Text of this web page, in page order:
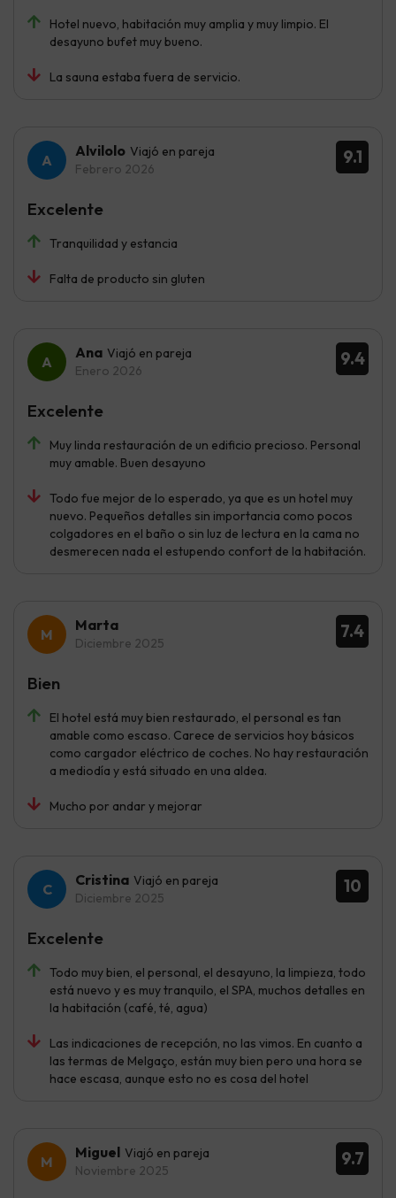
Hotel nuevo, habitación muy amplia y muy limpio. El
desayuno bufet muy bueno.
La sauna estaba fuera de servicio.
9.1
Alvilolo Viajó en pareja
Febrero 2026
Tranquilidad y estancia
Falta de producto sin gluten
Excelente
9.4
Ana Viajó en pareja
Enero 2026
Muy linda restauración de un edificio precioso. Personal
muy amable. Buen desayuno
Todo fue mejor de lo esperado, ya que es un hotel muy
nuevo. Pequeños detalles sin importancia como pocos
colgadores en el baño o sin luz de lectura en la cama no
desmerecen nada el estupendo confort de la habitación.
Excelente
7.4
Marta
Diciembre 2025
El hotel está muy bien restaurado, el personal es tan
amable como escaso. Carece de servicios hoy básicos
como cargador eléctrico de coches. No hay restauración
a mediodía y está situado en una aldea.
Mucho por andar y mejorar
Bien
10
Cristina Viajó en pareja
Diciembre 2025
Todo muy bien, el personal, el desayuno, la limpieza, todo
está nuevo y es muy tranquilo, el SPA, muchos detalles en
la habitación (café, té, agua)
Las indicaciones de recepción, no las vimos. En cuanto a
las termas de Melgaço, están muy bien pero una hora se
hace escasa, aunque esto no es cosa del hotel
Excelente
9.7
Miguel Viajó en pareja
Noviembre 2025